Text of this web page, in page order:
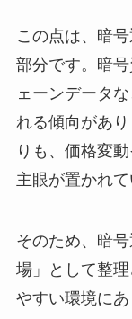
この点は、暗
部分です。暗
ェーンデータ
れる傾向があ
りも、価格変
主眼が置かれて
そのため、暗
場」として整
やすい環境にあ